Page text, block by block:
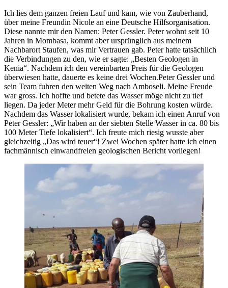
Ich lies dem ganzen freien Lauf und kam, wie von Zauberhand,
über meine Freundin Nicole an eine Deutsche Hilfsorganisation.
Diese nannte mir den Namen: Peter Gessler. Peter wohnt seit 10
Jahren in Mombasa, kommt aber ursprünglich aus meinem
Nachbarort Staufen, was mir Vertrauen gab. Peter hatte tatsächlich
die Verbindungen zu den, wie er sagte: „Besten Geologen in
Kenia“. Nachdem ich den vereinbarten Preis für die Geologen
überwiesen hatte, dauerte es keine drei Wochen.Peter Gessler und
sein Team fuhren den weiten Weg nach Amboseli. Meine Freude
war gross. Ich hoffte und betete das Wasser möge nicht zu tief
liegen. Da jeder Meter mehr Geld für die Bohrung kosten würde.
Nachdem das Wasser lokalisiert wurde, bekam ich einen Anruf von
Peter Gessler: „Wir haben an der siebten Stelle Wasser in ca. 80 bis
100 Meter Tiefe lokalisiert“. Ich freute mich riesig wusste aber
gleichzeitig „Das wird teuer“! Zwei Wochen später hatte ich einen
fachmännisch einwandfreien geologischen Bericht vorliegen!